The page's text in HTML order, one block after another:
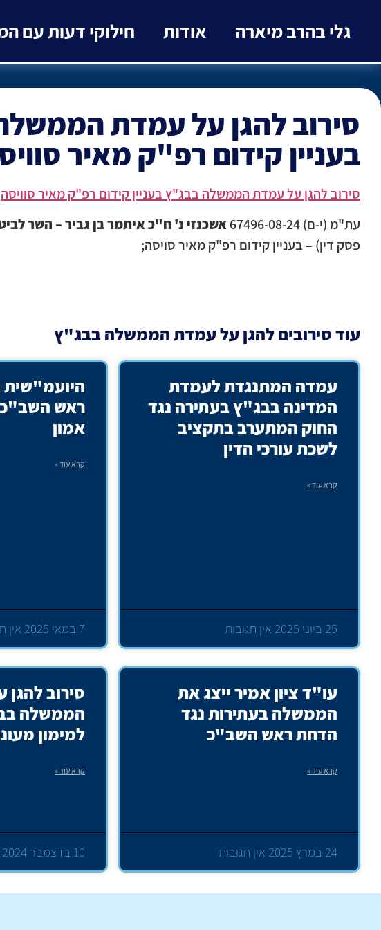
גלי בהרב מיארה אודות חילוקי דעות עם
סירוב להגן על עמדת
בעניין קידום רפ"ק מאיר
סירוב להגן על עמדת הממשלה בבג"ץ בעניין קידום רפ"ק מאיר סוויסה
עת"מ (י-ם) 67496-08-24
אשכנזי נ' ח"כ איתמר בן גביר – השר
פסק דין) – בעניין קידום רפ"ק מאיר סויסה;
עודסירובים להגן על עמדת הממשלה בבג"ץ
עמדה המתנגדת לעמדת
המדינה בבג"ץ בעתירה נגד
החוק המתערב בתקציב
לשכת עורכי הדין
קרא עוד »
25 ביוני 2025 אין תגובות
ראש
אמון
קרא עוד »
7 במאי 2025 אין
עו"ד ציון אמיר ייצג את
הממשלה בעתירות נגד
הדחת ראש השב"כ
קרא עוד »
24 במרץ 2025 אין תגובות
סירוב
הממשלה
למימון
קרא עוד »
10 בדצמבר 2024